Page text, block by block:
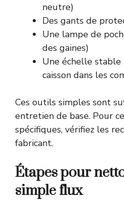
neutre)
Des gants de
Une lampe de
des gaines)
Une échelle stable
caisson dans les
Ces outils simples sont
entretien de base. Pour
spécifiques, vérifiez les
fabricant.
Étapes pour
simple flux